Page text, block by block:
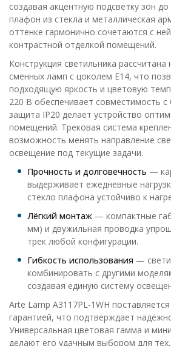
создавая акцентную подсветку зон
плафон из стекла и металлическая
оттенке гармонично сочетаются с
контрастной отделкой помещений.
Конструкция светильника рассчитана
сменных ламп с цоколем Е14, что
подходящую яркость и цветовую
220 В обеспечивает совместимость
защита IP20 делает устройство
помещений. Трековая система
возможность менять направление
освещение под текущие задачи.
Прочность и долговечность —
выдерживает ежедневные
стекло плафона устойчиво к
Лёгкий монтаж — компактные
мм) и двужильная проводка
трек любой конфигурации.
Гибкость использования —
комбинировать с другими
создавая единую систему
Arte Lamp A3117PL-1WH
гарантией, что подтверждает
Универсальная цветовая гамма и
делают его удачным выбором для